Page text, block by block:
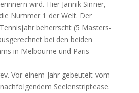
wird. Hier Jannik Sinner,
Nummer 1 der Welt. Der
beherrscht (5 Masters-
bei den beiden
in Melbourne und Paris
Vor einem Jahr gebeutelt vom
Seelenstriptease.